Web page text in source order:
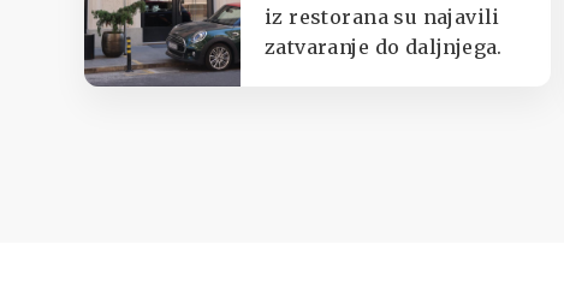
iz restorana su najavili
zatvaranje do daljnjega.